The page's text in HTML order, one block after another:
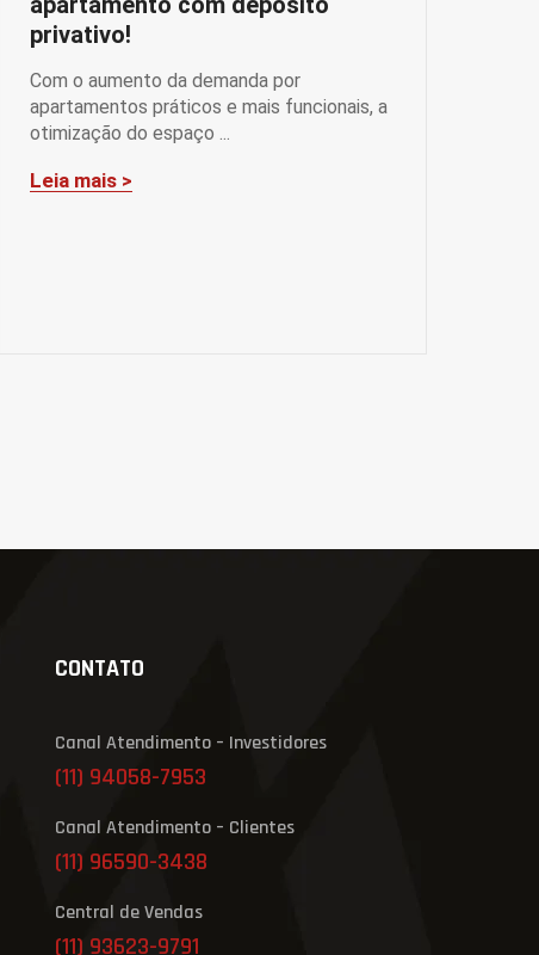
privativo!
Com o aumento da demanda por
apartamentos práticos e mais funcionais, a
otimização do espaço ...
Leia mais >
CONTATO
Canal Atendimento – Investidores
(11) 94058-7953
Canal Atendimento – Clientes
(11) 96590-3438
Central de Vendas
(11) 93623-9791